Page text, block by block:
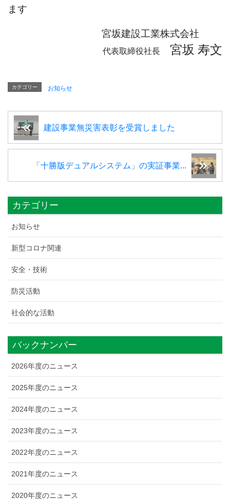
ます
宮坂建設工業株式会社
代表取締役社長
宮坂 寿文
カテゴリー お知らせ
建設事業無災害表彰を受賞しました
「十勝版デュアルシステム」の実証事業...
カテゴリー
お知らせ
新型コロナ関連
安全・技術
防災活動
社会的な活動
バックナンバー
2026年度のニュース
2025年度のニュース
2024年度のニュース
2023年度のニュース
2022年度のニュース
2021年度のニュース
2020年度のニュース